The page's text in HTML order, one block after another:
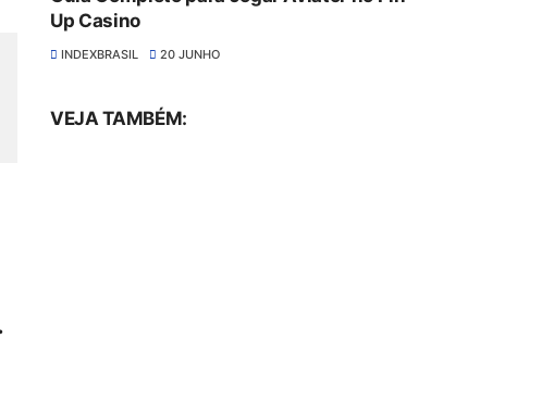
Up Casino
INDEXBRASIL 20 JUNHO
VEJA TAMBÉM: